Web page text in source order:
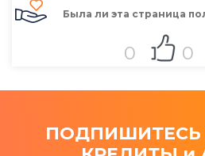
Была ли эта страница
0 0